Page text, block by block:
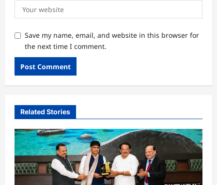
Save my name, email, and website in this browser for
the next time I comment.
Related Stories